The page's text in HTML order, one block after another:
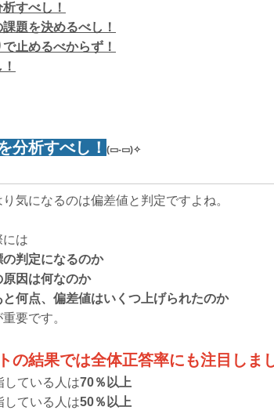
すべし！
題を決めるべし！
止めるべからず！
分析すべし！ (▭-▭)✧
気になるのは偏差値と判定ですよね。
には
の判定になるのか
原因は何なのか
と何点、偏差値はいくつ上げられたのか
要です。
の結果では全体正答率にも注目しま
している人は70％以上
している人は50％以上